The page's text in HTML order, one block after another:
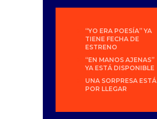
“YO ERA POESÍA” YA
TIENE FECHA DE
ESTRENO
“EN MANOS AJENAS”
YA ESTÁ DISPONIBLE
UNA SORPRESA ESTÁ
POR LLEGAR